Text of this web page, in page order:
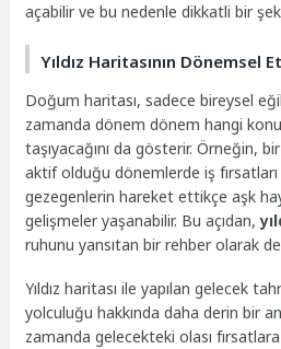
açabilir ve bu nedenle dikkatli bir
Yıldız Haritasının Dönemsel
Doğum haritası, sadece bireysel
zamanda dönem dönem hangi
taşıyacağını da gösterir. Örneğin,
aktif olduğu dönemlerde iş
gezegenlerin hareket ettikçe aşk
gelişmeler yaşanabilir. Bu açıdan,
ruhunu yansıtan bir rehber olarak
Yıldız haritası ile yapılan gelecek
yolculuğu hakkında daha derin bir
zamanda gelecekteki olası fırsatlara